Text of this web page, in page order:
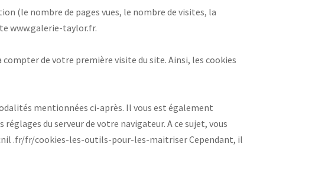
(le nombre de pages vues, le nombre de visites, la
www.galerie-taylor.fr.
de votre première visite du site. Ainsi, les cookies
mentionnées ci-après. Il vous est également
du serveur de votre navigateur. A ce sujet, vous
.fr/fr/cookies-les-outils-pour-les-maitriser Cependant, il